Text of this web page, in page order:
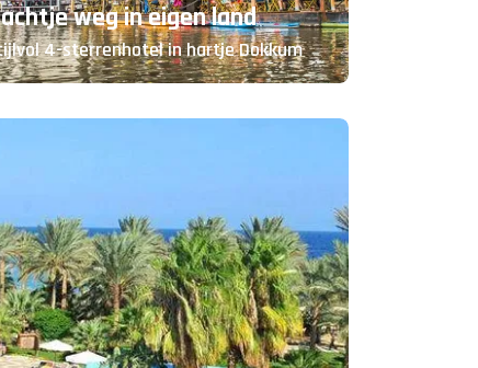
weg in eigen land
4-sterrenhotel in hartje Dokkum